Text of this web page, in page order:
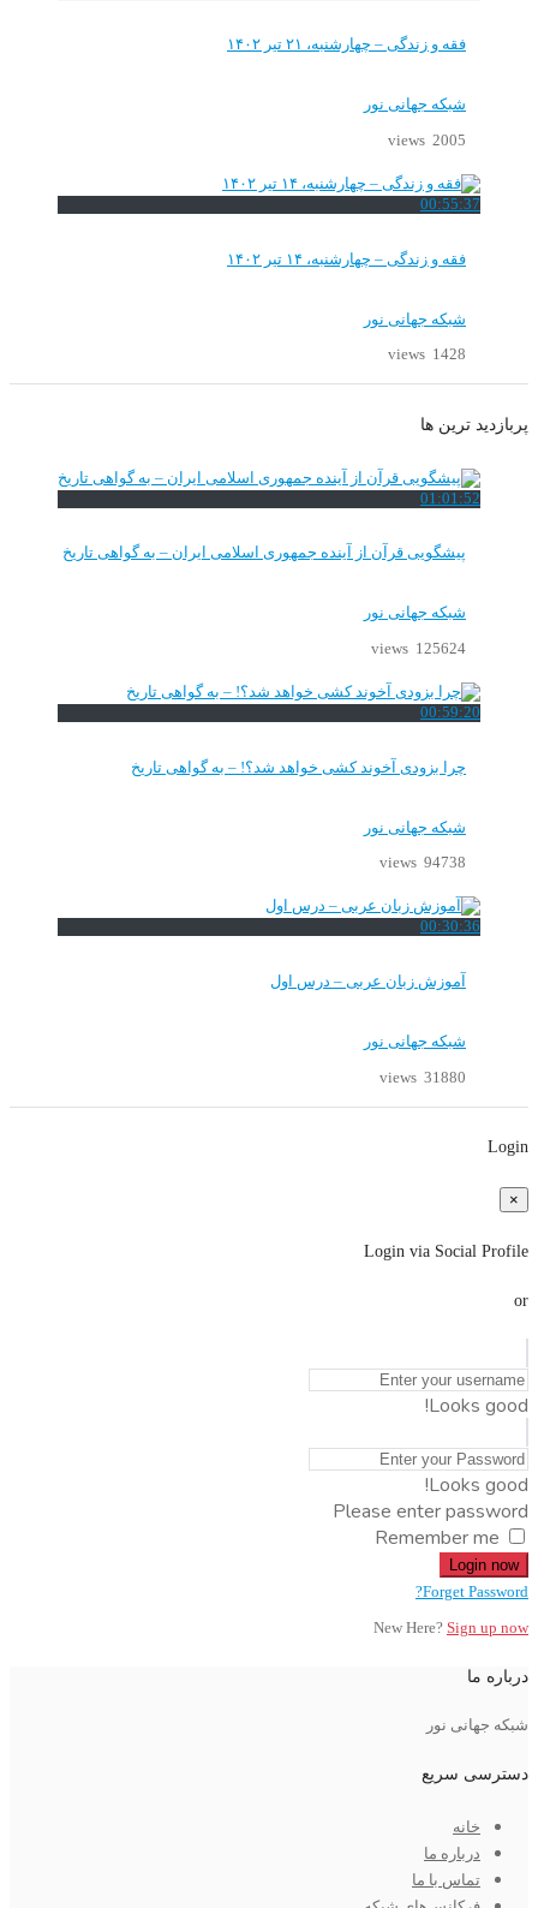
فقه و زندگی – چهارشنبه، ۲۱ تیر ۱۴۰۲
شبکه جهانی نور
2005 views
00:55:37
فقه و زندگی – چهارشنبه، ۱۴ تیر ۱۴۰۲
شبکه جهانی نور
1428 views
پربازدید ترین ها
01:01:52
پیشگویی قرآن از آینده جمهوری اسلامی ایران – به گواهی تاریخ
شبکه جهانی نور
125624 views
00:59:20
چرا بزودی آخوند کشی خواهد شد؟! – به گواهی تاریخ
شبکه جهانی نور
94738 views
00:30:36
آموزش زبان عربی – درس اول
شبکه جهانی نور
31880 views
Login
×
Login via Social Profile
or
Looks good!
Looks good!
Please enter password
Remember me
Login now
Forget Password?
New Here? Sign up now
درباره ما
شبکه جهانی نور
دسترسی سریع
خانه
درباره ما
تماس با ما